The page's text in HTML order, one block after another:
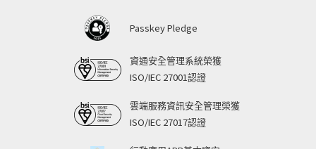
Passkey Pledge
資通安全管理系統榮獲
ISO/IEC 27001認證
雲端服務資訊安全管理榮獲
ISO/IEC 27017認證